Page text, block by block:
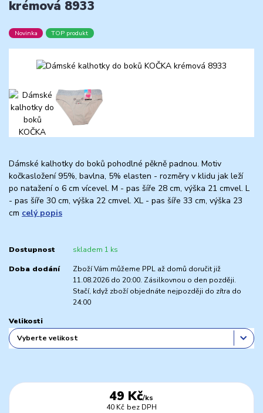
krémová 8933
Novinka TOP produkt
Dámské kalhotky do boků pohodlné pěkně padnou. Motiv
kočkasložení 95%, bavlna, 5% elasten - rozměry v klidu jak leží
po natažení o 6 cm vícevel. M - pas šíře 28 cm, výška 21 cmvel. L
- pas šíře 30 cm, výška 22 cmvel. XL - pas šíře 33 cm, výška 23
cm celý popis
Dostupnost skladem 1 ks
Doba dodání
Zboží Vám můžeme PPL až domů doručit již
11.08.2026 do 20:00. Zásilkovnou o den později.
Stačí, když zboží objednáte nejpozději do zítra do
24:00
Velikosti
49 Kč/ks
40 Kč bez DPH